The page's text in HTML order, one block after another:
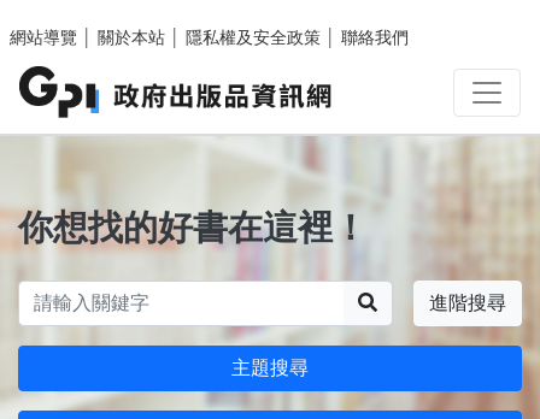
網站導覽
關於本站 隱私權及安全政策 聯絡我們
你想找的好書在這裡！
進階搜尋
主題搜尋